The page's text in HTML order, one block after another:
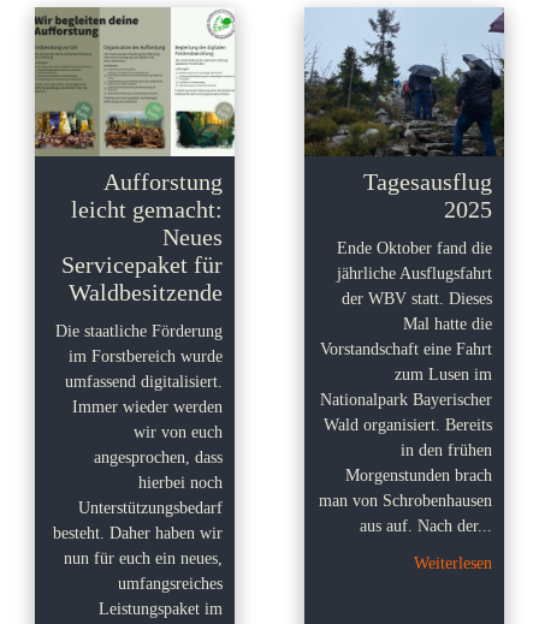
Aufforstung
leicht gemacht:
Neues
Servicepaket für
Waldbesitzende
Die staatliche Förderung
im Forstbereich wurde
umfassend digitalisiert.
Immer wieder werden
wir von euch
angesprochen, dass
hierbei noch
Unterstützungsbedarf
besteht. Daher haben wir
nun für euch ein neues,
umfangsreiches
Leistungspaket im
Tagesausflug
2025
Ende Oktober fand die
jährliche Ausflugsfahrt
der WBV statt. Dieses
Mal hatte die
Vorstandschaft eine Fahrt
zum Lusen im
Nationalpark Bayerischer
Wald organisiert. Bereits
in den frühen
Morgenstunden brach
man von Schrobenhausen
aus auf. Nach der...
Weiterlesen